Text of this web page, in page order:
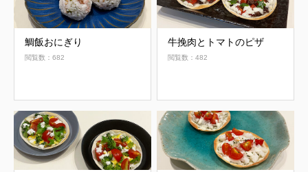
鯛飯おにぎり
閲覧数：682
牛挽肉とトマトのピザ
閲覧数：482